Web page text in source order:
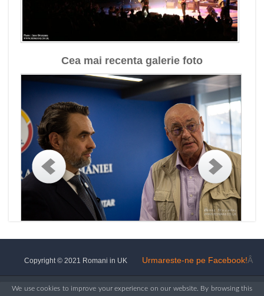
Cea mai recenta galerie foto
Urmareste-ne pe Facebook!Â
Copyright © 2021 Romani in UK
We use cookies to improve your experience on our website. By browsing this